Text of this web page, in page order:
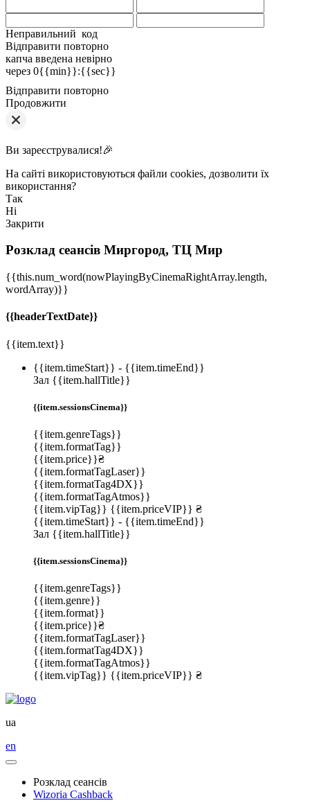
Неправильний код
Відправити повторно
капча введена невірно
через 0{{min}}:{{sec}}
Відправити повторно
Продовжити
Ви зареєструвалися!🎉
На сайті використовуються файли cookies, дозволити їх
використання?
Так
Ні
Закрити
Розклад сеансів Миргород, ТЦ Мир
{{this.num_word(nowPlayingByCinemaRightArray.length,
wordArray)}}
{{headerTextDate}}
{{item.text}}
{{item.timeStart}} - {{item.timeEnd}}
Зал {{item.hallTitle}}
{{item.sessionsCinema}}
{{item.genreTags}}
{{item.formatTag}}
{{item.price}}₴
{{item.formatTagLaser}}
{{item.formatTag4DX}}
{{item.formatTagAtmos}}
{{item.vipTag}} {{item.priceVIP}} ₴
{{item.timeStart}} - {{item.timeEnd}}
Зал {{item.hallTitle}}
{{item.sessionsCinema}}
{{item.genreTags}}
{{item.genre}}
{{item.format}}
{{item.price}}₴
{{item.formatTagLaser}}
{{item.formatTag4DX}}
{{item.formatTagAtmos}}
{{item.vipTag}} {{item.priceVIP}} ₴
ua
en
Розклад сеансів
Wizoria Cashback